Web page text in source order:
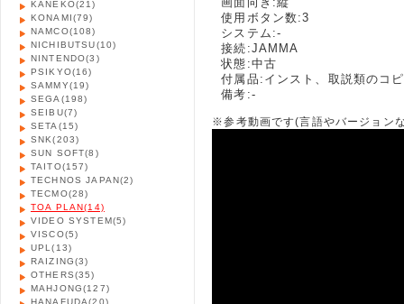
KANEKO(21)
KONAMI(79)
NAMCO(108)
NICHIBUTSU(10)
NINTENDO(3)
PSIKYO(16)
SAMMY(19)
SEGA (198)
SEIBU(7)
SETA (15)
SNK(203)
SUN SOFT(8)
TAITO(157)
TECHNOS JAPAN(2)
TECMO(28)
TOA PLAN(14)
VIDEO SYSTEM(5)
VISCO(5)
UPL(13)
RAIZING(3)
OTHERS(35)
MAHJONG(127)
HANAFUDA(20)
使用ボタン数:3
システム:-
接続:JAMMA
状態:中古
付属品:インスト、取説類のコ
備考:-
※参考動画です(言語やバージョン